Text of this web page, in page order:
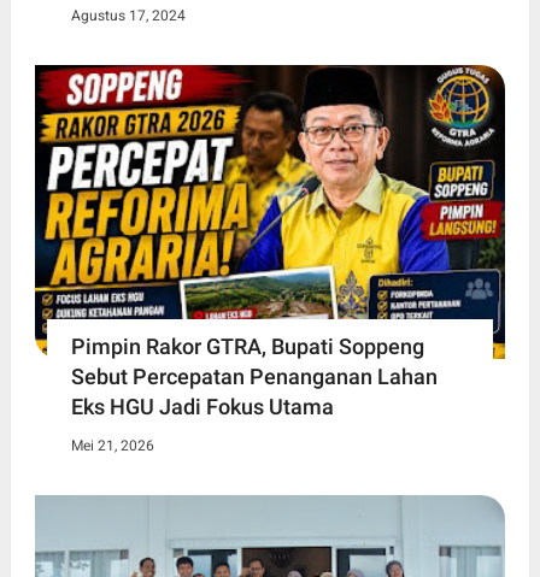
Agustus 17, 2024
Pimpin Rakor GTRA, Bupati Soppeng
Sebut Percepatan Penanganan Lahan
Eks HGU Jadi Fokus Utama
Mei 21, 2026